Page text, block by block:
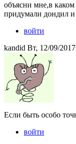
объясни мне,в
придумали дондил
войти
kandid Вт, 12/09/
Если быть особо
войти